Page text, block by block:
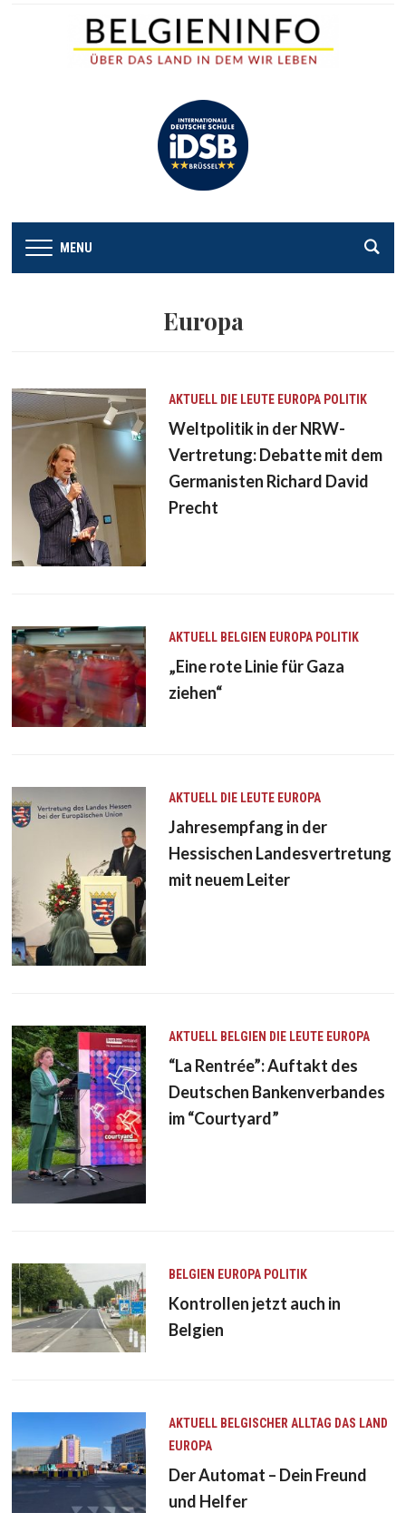
MENU
Europa
AKTUELL DIE LEUTE EUROPA POLITIK
Weltpolitik in der NRW-
Vertretung: Debatte mit dem
Germanisten Richard David
Precht
AKTUELL BELGIEN EUROPA POLITIK
„Eine rote Linie für Gaza
ziehen“
AKTUELL DIE LEUTE EUROPA
Jahresempfang in der
Hessischen Landesvertretung
mit neuem Leiter
AKTUELL BELGIEN DIE LEUTE EUROPA
“La Rentrée”: Auftakt des
Deutschen Bankenverbandes
im “Courtyard”
BELGIEN EUROPA POLITIK
Kontrollen jetzt auch in
Belgien
AKTUELL BELGISCHER ALLTAG DAS LAND
EUROPA
Der Automat – Dein Freund
und Helfer